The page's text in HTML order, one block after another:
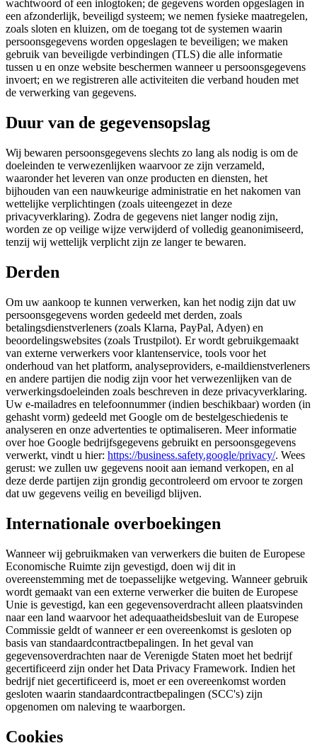
wachtwoord of een inlogtoken; de gegevens worden opgeslagen in
een afzonderlijk, beveiligd systeem; we nemen fysieke maatregelen,
zoals sloten en kluizen, om de toegang tot de systemen waarin
persoonsgegevens worden opgeslagen te beveiligen; we maken
gebruik van beveiligde verbindingen (TLS) die alle informatie
tussen u en onze website beschermen wanneer u persoonsgegevens
invoert; en we registreren alle activiteiten die verband houden met
de verwerking van gegevens.
Duur van de gegevensopslag
Wij bewaren persoonsgegevens slechts zo lang als nodig is om de
doeleinden te verwezenlijken waarvoor ze zijn verzameld,
waaronder het leveren van onze producten en diensten, het
bijhouden van een nauwkeurige administratie en het nakomen van
wettelijke verplichtingen (zoals uiteengezet in deze
privacyverklaring). Zodra de gegevens niet langer nodig zijn,
worden ze op veilige wijze verwijderd of volledig geanonimiseerd,
tenzij wij wettelijk verplicht zijn ze langer te bewaren.
Derden
Om uw aankoop te kunnen verwerken, kan het nodig zijn dat uw
persoonsgegevens worden gedeeld met derden, zoals
betalingsdienstverleners (zoals Klarna, PayPal, Adyen) en
beoordelingswebsites (zoals Trustpilot). Er wordt gebruikgemaakt
van externe verwerkers voor klantenservice, tools voor het
onderhoud van het platform, analyseproviders, e-maildienstverleners
en andere partijen die nodig zijn voor het verwezenlijken van de
verwerkingsdoeleinden zoals beschreven in deze privacyverklaring.
Uw e-mailadres en telefoonnummer (indien beschikbaar) worden (in
gehasht vorm) gedeeld met Google om de bestelgeschiedenis te
analyseren en onze advertenties te optimaliseren. Meer informatie
over hoe Google bedrijfsgegevens gebruikt en persoonsgegevens
verwerkt, vindt u hier: https://business.safety.google/privacy/. Wees
gerust: we zullen uw gegevens nooit aan iemand verkopen, en al
deze derde partijen zijn grondig gecontroleerd om ervoor te zorgen
dat uw gegevens veilig en beveiligd blijven.
Internationale overboekingen
Wanneer wij gebruikmaken van verwerkers die buiten de Europese
Economische Ruimte zijn gevestigd, doen wij dit in
overeenstemming met de toepasselijke wetgeving. Wanneer gebruik
wordt gemaakt van een externe verwerker die buiten de Europese
Unie is gevestigd, kan een gegevensoverdracht alleen plaatsvinden
naar een land waarvoor het adequaatheidsbesluit van de Europese
Commissie geldt of wanneer er een overeenkomst is gesloten op
basis van standaardcontractbepalingen. In het geval van
gegevensoverdrachten naar de Verenigde Staten moet het bedrijf
gecertificeerd zijn onder het Data Privacy Framework. Indien het
bedrijf niet gecertificeerd is, moet er een overeenkomst worden
gesloten waarin standaardcontractbepalingen (SCC's) zijn
opgenomen om naleving te waarborgen.
Cookies